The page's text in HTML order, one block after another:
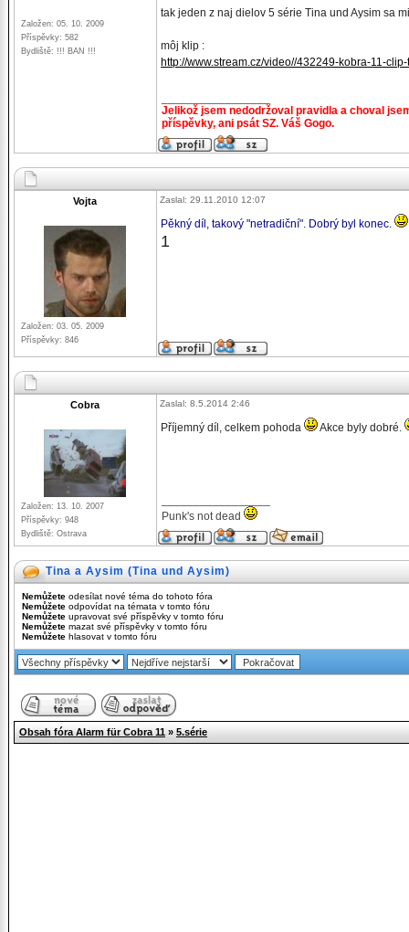
Založen: 05. 10. 2009
Příspěvky: 582
Bydliště: !!! BAN !!!
tak jeden z naj dielov 5 série Tina und Aysim sa
môj klip :
http://www.stream.cz/video//432249-kobra-11-
Jelikož jsem nedodržoval pravidla a choval
příspěvky, ani psát SZ. Váš Gogo.
Vojta
Založen: 03. 05. 2009
Příspěvky: 846
Zaslal: 29.11.2010 12:07
Pěkný díl, takový "netradiční". Dobrý byl konec.
1
Cobra
Založen: 13. 10. 2007
Příspěvky: 948
Bydliště: Ostrava
Zaslal: 8.5.2014 2:46
Příjemný díl, celkem pohoda Akce byly dobré.
Punk's not dead
Tina a Aysim (Tina und Aysim)
Nemůžete odesílat nové téma do tohoto fóra
Nemůžete odpovídat na témata v tomto fóru
Nemůžete upravovat své příspěvky v tomto fóru
Nemůžete mazat své příspěvky v tomto fóru
Nemůžete hlasovat v tomto fóru
Obsah fóra Alarm für Cobra 11 » 5.série